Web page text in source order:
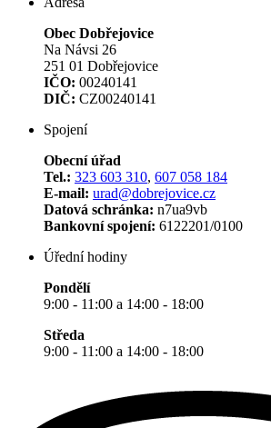
Obec Dobřejovice
Na Návsi 26
251 01 Dobřejovice
IČO: 00240141
DIČ: CZ00240141
Spojení
Obecní úřad
Tel.: 323 603 310, 607 058 184
E-mail: urad@dobrejovice.cz
Datová schránka: n7ua9vb
Bankovní spojení: 6122201/0100
Úřední hodiny
Pondělí
9:00 - 11:00 a 14:00 - 18:00
Středa
9:00 - 11:00 a 14:00 - 18:00